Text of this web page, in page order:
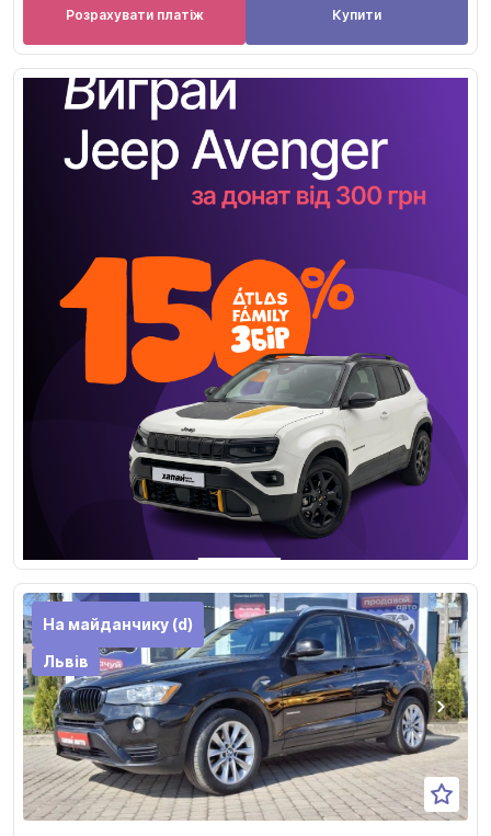
Розрахувати платіж Купити
На майданчику (d)
Львів